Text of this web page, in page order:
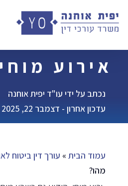
אירוע
נכתב על ידי עו"ד יפית אוחנה
עדכון אחרון - דצמבר 22, 2025
עמוד הבית» עורך דין ביטוח
מהו?